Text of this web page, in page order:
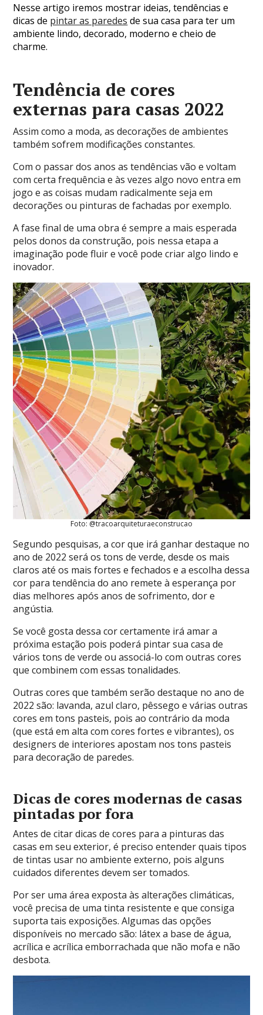
Nesse artigo iremos mostrar ideias, tendências e
dicas de pintar as paredes de sua casa para ter um
ambiente lindo, decorado, moderno e cheio de
charme.
Tendência de cores
externas para casas 2022
Assim como a moda, as decorações de ambientes
também sofrem modificações constantes.
Com o passar dos anos as tendências vão e voltam
com certa frequência e às vezes algo novo entra em
jogo e as coisas mudam radicalmente seja em
decorações ou pinturas de fachadas por exemplo.
A fase final de uma obra é sempre a mais esperada
pelos donos da construção, pois nessa etapa a
imaginação pode fluir e você pode criar algo lindo e
inovador.
Foto: @tracoarquiteturaeconstrucao
Segundo pesquisas, a cor que irá ganhar destaque no
ano de 2022 será os tons de verde, desde os mais
claros até os mais fortes e fechados e a escolha dessa
cor para tendência do ano remete à esperança por
dias melhores após anos de sofrimento, dor e
angústia.
Se você gosta dessa cor certamente irá amar a
próxima estação pois poderá pintar sua casa de
vários tons de verde ou associá-lo com outras cores
que combinem com essas tonalidades.
Outras cores que também serão destaque no ano de
2022 são: lavanda, azul claro, pêssego e várias outras
cores em tons pasteis, pois ao contrário da moda
(que está em alta com cores fortes e vibrantes), os
designers de interiores apostam nos tons pasteis
para decoração de paredes.
Dicas de cores modernas de casas
pintadas por fora
Antes de citar dicas de cores para a pinturas das
casas em seu exterior, é preciso entender quais tipos
de tintas usar no ambiente externo, pois alguns
cuidados diferentes devem ser tomados.
Por ser uma área exposta às alterações climáticas,
você precisa de uma tinta resistente e que consiga
suporta tais exposições. Algumas das opções
disponíveis no mercado são: látex a base de água,
acrílica e acrílica emborrachada que não mofa e não
desbota.